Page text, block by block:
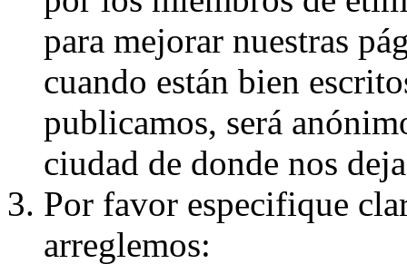
para mejorar nuestras
cuando están bien
publicamos, será
ciudad de donde nos
Por favor especifique
arreglemos: